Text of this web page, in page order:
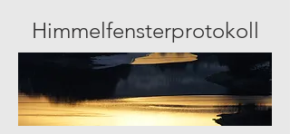
Himmelfensterprotokoll